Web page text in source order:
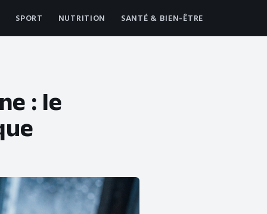
SPORT NUTRITION SANTÉ & BIEN-ÊTRE
: le